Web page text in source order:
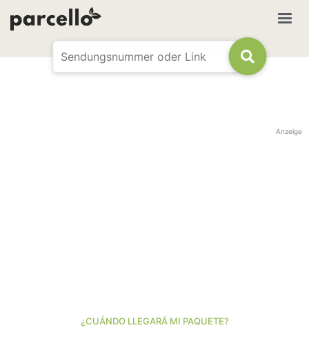
Anzeige
¿CUÁNDO LLEGARÁ MI PAQUETE?